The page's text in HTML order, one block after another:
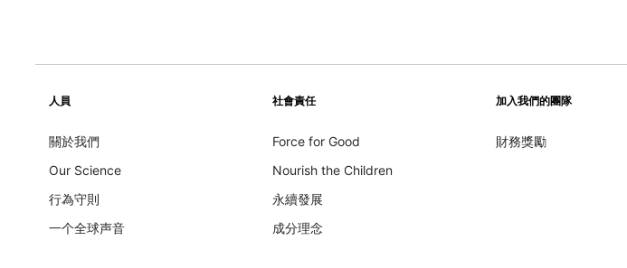
人員
關於我們
Our Science
行為守則
一个全球声音
社會責任
Force for Good
Nourish the Children
永續發展
成分理念
加入我們的團隊
財務獎勵